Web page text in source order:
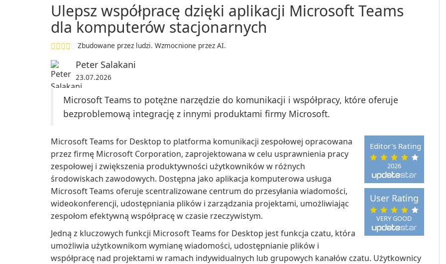
Ulepsz współpracę dzięki aplikacji Microsoft Teams
dla komputerów stacjonarnych
Zbudowane przez ludzi. Wzmocnione przez AI.
Peter Salakani
23.07.2026
Microsoft Teams to potężne narzędzie do komunikacji i współpracy, które oferuje
bezproblemową integrację z innymi produktami firmy Microsoft.
2026
Editor's Rating
VERY GOOD
User Rating
Microsoft Teams for Desktop to platforma komunikacji zespołowej opracowana
przez firmę Microsoft Corporation, zaprojektowana w celu usprawnienia pracy
zespołowej i zwiększenia produktywności użytkowników w różnych
środowiskach zawodowych. Dostępna jako aplikacja komputerowa usługa
Microsoft Teams oferuje scentralizowane centrum do przesyłania wiadomości,
wideokonferencji, udostępniania plików i zarządzania projektami, umożliwiając
zespołom efektywną współpracę w czasie rzeczywistym.
Jedną z kluczowych funkcji Microsoft Teams for Desktop jest funkcja czatu, która
umożliwia użytkownikom wymianę wiadomości, udostępnianie plików i
współpracę nad projektami w ramach indywidualnych lub grupowych kanałów czatu. Użytkownicy